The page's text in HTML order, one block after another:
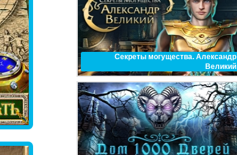
Секреты могущества. Александр
Великий